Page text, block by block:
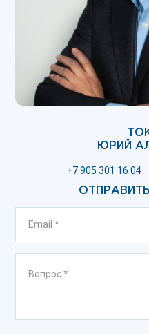
ЮРИЙ
+7 905 301 16 04